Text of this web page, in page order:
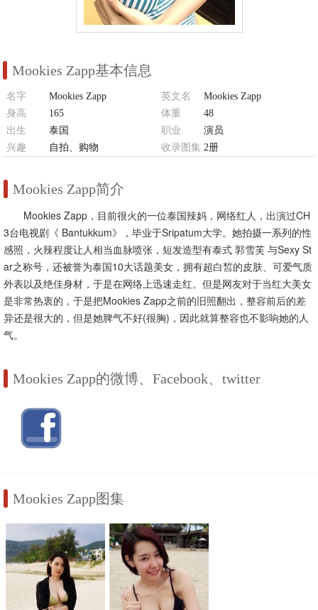
Mookies Zapp基本信息
名字 Mookies Zapp 英文名
Mookies Zapp
身高
165 体重
48
出生
泰国 职业
演员
兴趣
自拍、购物 收录图集 2册
Mookies Zapp简介
Mookies Zapp，目前很火的一位泰国辣妈，网络红人，出演过CH
3台电视剧《 Bantukkum》，毕业于Sripatum大学。她拍摄一系列的性
感照，火辣程度让人相当血脉喷张，短发造型有泰式 郭雪芙 与Sexy St
ar之称号，还被誉为泰国10大话题美女，拥有超白皙的皮肤、可爱气质
外表以及绝佳身材，于是在网络上迅速走红。但是网友对于当红大美女
是非常热衷的，于是把Mookies Zapp之前的旧照翻出，整容前后的差
异还是很大的，但是她脾气不好(很胸)，因此就算整容也不影响她的人
气。
Mookies Zapp的微博、Facebook、twitter
Mookies Zapp图集